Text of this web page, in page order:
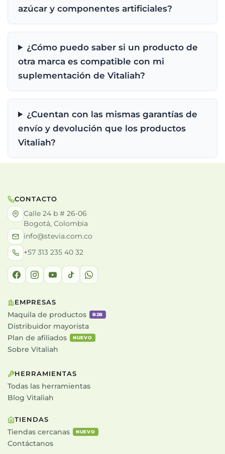
azúcar y componentes artificiales?
¿Cómo puedo saber si un producto de
otra marca es compatible con mi
suplementación de Vitaliah?
¿Cuentan con las mismas garantías de
envío y devolución que los productos
Vitaliah?
CONTACTO
Calle 24 b # 26-06
Bogotá, Colombia
info@stevia.com.co
+57 313 235 40 32
EMPRESAS
Maquila de productos
B2B
Distribuidor mayorista
Plan de afiliados
NUEVO
Sobre Vitaliah
HERRAMIENTAS
Todas las herramientas
Blog Vitaliah
TIENDAS
Tiendas cercanas
NUEVO
Contáctanos